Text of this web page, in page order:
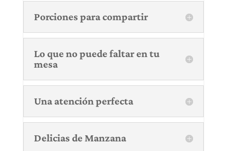
Porciones para compartir
Lo que no puede faltar en tu
mesa
Una atención perfecta
Delicias de Manzana